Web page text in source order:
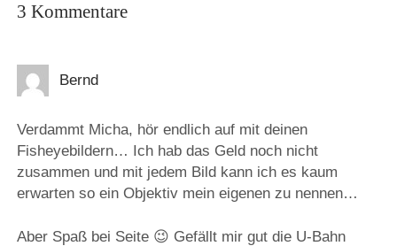
3 Kommentare
Bernd
Verdammt Micha, hör endlich auf mit deinen
Fisheyebildern… Ich hab das Geld noch nicht
zusammen und mit jedem Bild kann ich es kaum
erwarten so ein Objektiv mein eigenen zu nennen…
Aber Spaß bei Seite 😉 Gefällt mir gut die U-Bahn